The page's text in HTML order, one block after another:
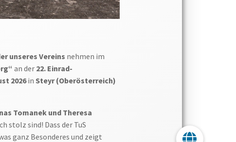
unseres Vereins nehmen im
an der 22. Einrad-
2026inSteyr (Oberösterreich)
Tomanek und Theresa
stolz sind! Dass der TuS
ganz Besonderes und zeigt